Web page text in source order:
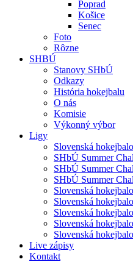
Poprad
Košice
Senec
Foto
Rôzne
SHBÚ
Stanovy SHbÚ
Odkazy
História hokejbalu
O nás
Komisie
Výkonný výbor
Ligy
Slovenská
SHbÚ Summer
SHbÚ Summer
SHbÚ Summer
Slovenská
Slovenská
Slovenská
Slovenská
Slovenská
Live zápisy
Kontakt